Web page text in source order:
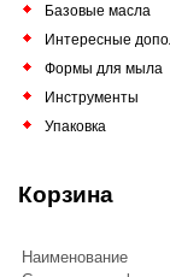
Базовые масла
Интересные
Формы для мыла
Инструменты
Упаковка
Корзина
Наименование